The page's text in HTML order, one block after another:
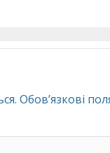
Обов’язкові